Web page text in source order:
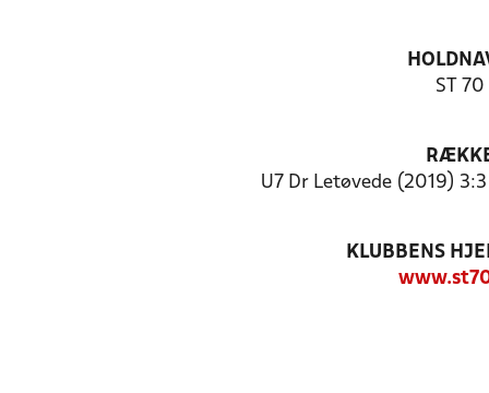
ST 70
U7 Dr Letøvede (2019)
KLUBBENS